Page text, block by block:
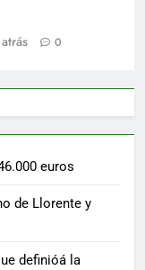
0
euros
de Llorente y
definióá la